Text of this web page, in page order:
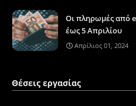
Οι πληρωμές από
έως 5 Απριλίου
Απρίλιος 01, 2024
Θέσεις εργασίας